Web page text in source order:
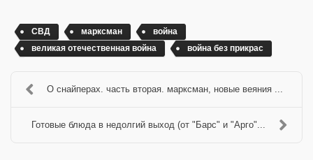
СВД марксман
война
великая отечественная война
война без прикрас
О снайперах. часть вторая. марксман, новые веяния ...
Готовые блюда в недолгий выход (от "Барс" и "Арго"...